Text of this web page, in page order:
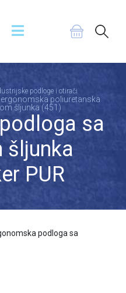
podloge i otirači
poliuretanska
šljunka (451)
sa
šljunka
PUR